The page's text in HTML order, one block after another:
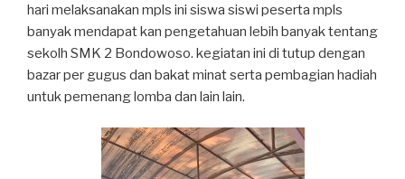
hari melaksanakan mpls ini siswa siswi peserta mpls
banyak mendapat kan pengetahuan lebih banyak tentang
sekolh SMK 2 Bondowoso. kegiatan ini di tutup dengan
bazar per gugus dan bakat minat serta pembagian hadiah
untuk pemenang lomba dan lain lain.